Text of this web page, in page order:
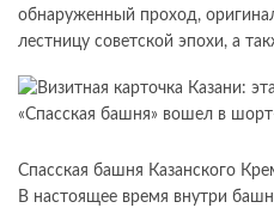
обнаруженный проход,
лестницу советской эпохи, а
Спасская башня Казанского
В настоящее время внутри